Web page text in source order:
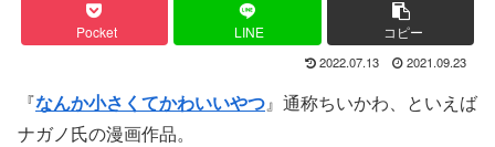
Pocket LINE コピー
2022.07.13 2021.09.23
『なんか小さくてかわいいやつ』通称ちいかわ、といえば
ナガノ氏の漫画作品。